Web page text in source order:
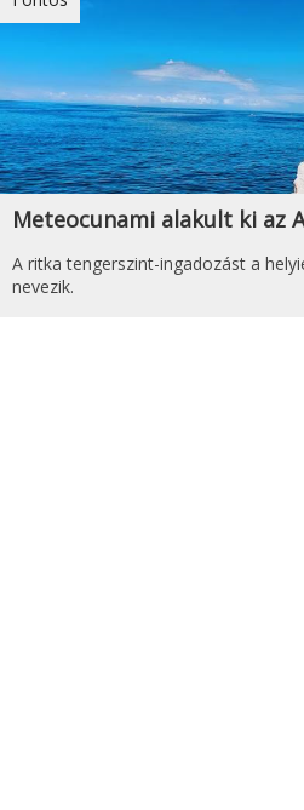
Meteocunami alakult ki az
A ritka tengerszint-ingadozást a
nevezik.